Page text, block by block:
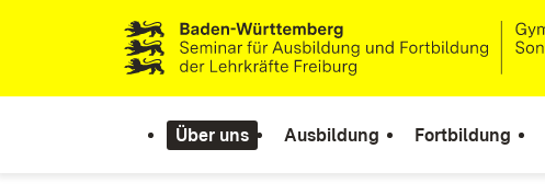
Zum Inhalt springen
Link zur Startseite
Über uns Ausbildung Fortbildung